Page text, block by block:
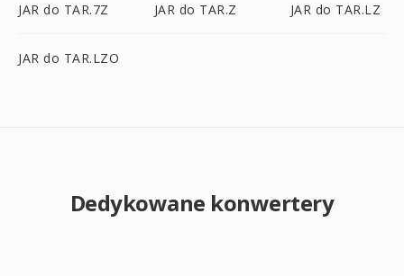
JAR do TAR.7Z JAR do TAR.Z JAR do TAR.LZ
JAR do TAR.LZO
Dedykowane konwertery